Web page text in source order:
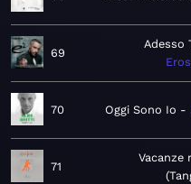
69
Adesso
70 Oggi Sono Io
71
Vacanze